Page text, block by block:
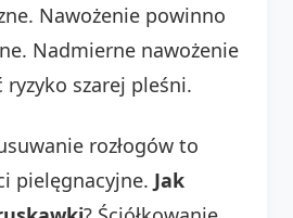
Nawożenie powinno
Nadmierne nawożenie
ryzyko szarej pleśni.
rozłogów to
pielęgnacyjne. Jak